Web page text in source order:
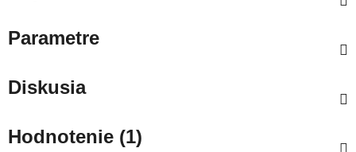
Parametre
Diskusia
Hodnotenie (1)